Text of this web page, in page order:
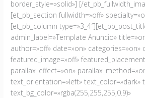
border_style=»solid»] [/
[et_pb_section fullwidth=»off»
[et_pb_column
admin_label=»Template Anuncio»
author=»off» date=»on» categories=»on»
featured_image=»off»
parallax_effect=»on»
text_orientation=»left» text_color=»dark»
text_bg_color=»rgba(255,255,255,0.9)»